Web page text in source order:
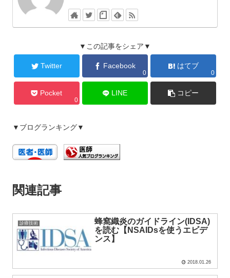
▼この記事をシェア▼
Twitter Facebook
0
はてブ
0
Pocket
0
LINE コピー
▼ブログランキング▼
関連記事
診療技術
蜂窩織炎のガイドライン(IDSA)
を読む【NSAIDsを使うエビデ
ンス】
2018.01.26